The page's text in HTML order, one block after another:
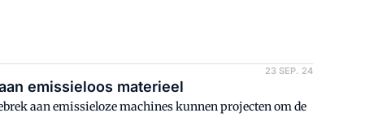
23 SEP. 24
emissieloos materieel
aan emissieloze machines kunnen projecten om de